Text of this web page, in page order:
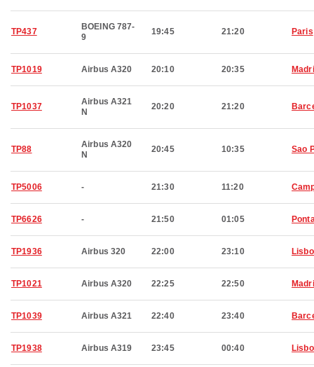
TP437
BOEING 787-
9
19:45 21:20 Paris
TP1019 Airbus A320 20:10 20:35
TP1037
Airbus A321
N
20:20 21:20
TP88
Airbus A320
N
20:45 10:35 Sao
TP5006 - 21:30 11:20
TP6626 - 21:50 01:05
TP1936 Airbus 320 22:00 23:10
TP1021 Airbus A320 22:25 22:50
TP1039 Airbus A321 22:40 23:40
TP1938 Airbus A319 23:45 00:40